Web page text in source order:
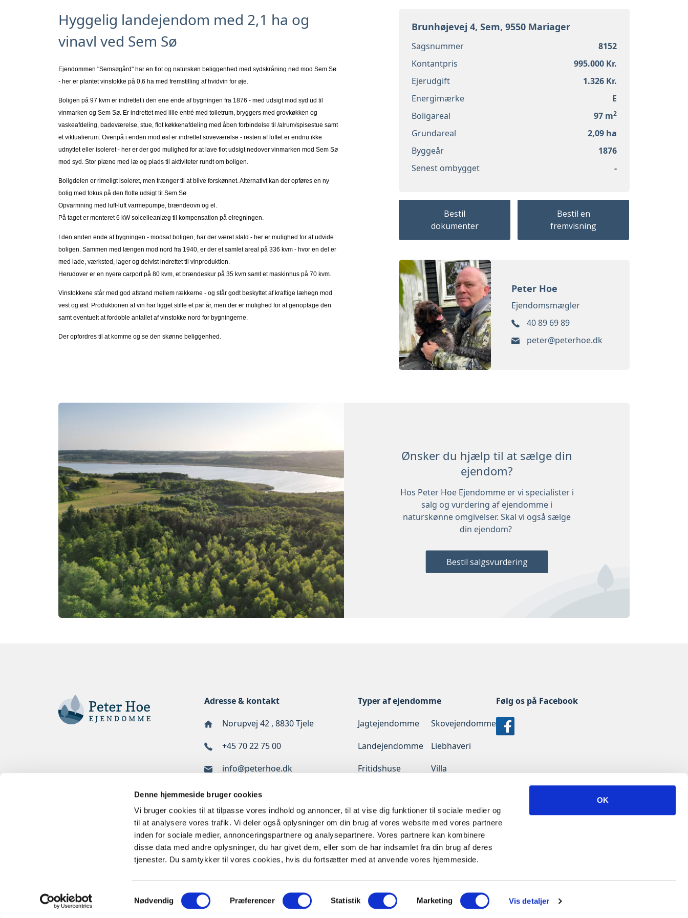
Denne hjemmeside bruger cookies
Vi bruger cookies til at tilpasse vores indhold og annoncer, til at vise dig funktioner til sociale medier og
til at analysere vores trafik. Vi deler også oplysninger om din brug af vores website med vores partnere
inden for sociale medier, annonceringspartnere og analysepartnere. Vores partnere kan kombinere
disse data med andre oplysninger, du har givet dem, eller som de har indsamlet fra din brug af deres
tjenester. Du samtykker til vores cookies, hvis du fortsætter med at anvende vores hjemmeside.
Samtykkevalg
Nødvendig Præferencer Statistik Marketing Vis detaljer
OK
Hyggelig landejendom med 2,1 ha og
vinavl ved Sem Sø
Ejendommen "Semsøgård" har en flot og naturskøn beliggenhed med sydskråning ned mod Sem Sø
- her er plantet vinstokke på 0,6 ha med fremstilling af hvidvin for øje.
Boligen på 97 kvm er indrettet i den ene ende af bygningen fra 1876 - med udsigt mod syd ud til
vinmarken og Sem Sø. Er indrettet med lille entré med toiletrum, bryggers med grovkøkken og
vaskeafdeling, badeværelse, stue, flot køkkenafdeling med åben forbindelse til /alrum/spisestue samt
et viktualierum. Ovenpå i enden mod øst er indrettet soveværelse - resten af loftet er endnu ikke
udnyttet eller isoleret - her er der god mulighed for at lave flot udsigt nedover vinmarken mod Sem Sø
mod syd. Stor plæne med læ og plads til aktiviteter rundt om boligen.
Boligdelen er rimeligt isoleret, men trænger til at blive forskønnet. Alternativt kan der opføres en ny
bolig med fokus på den flotte udsigt til Sem Sø.
Opvarmning med luft-luft varmepumpe, brændeovn og el.
På taget er monteret 6 kW solcelleanlæg til kompensation på elregningen.
I den anden ende af bygningen - modsat boligen, har der været stald - her er mulighed for at udvide
boligen. Sammen med længen mod nord fra 1940, er der et samlet areal på 336 kvm - hvor en del er
med lade, værksted, lager og delvist indrettet til vinproduktion.
Herudover er en nyere carport på 80 kvm, et brændeskur på 35 kvm samt et maskinhus på 70 kvm.
Vinstokkene står med god afstand mellem rækkerne - og står godt beskyttet af kraftige læhegn mod
vest og øst. Produktionen af vin har ligget stille et par år, men der er mulighed for at genoptage den
samt eventuelt at fordoble antallet af vinstokke nord for bygningerne.
Der opfordres til at komme og se den skønne beliggenhed.
Brunhøjevej 4, Sem, 9550 Mariager
Sagsnummer
8152
Kontantpris
995.000 Kr.
Ejerudgift
1.326 Kr.
Energimærke
E
Boligareal
97 m2
Grundareal
2,09 ha
Byggeår
1876
Senest ombygget
-
Bestil
dokumenter
Bestil en
fremvisning
Peter Hoe
Ejendomsmægler
40 89 69 89
peter@peterhoe.dk
Ønsker du hjælp til at sælge din
ejendom?
Hos Peter Hoe Ejendomme er vi specialister i
salg og vurdering af ejendomme i
naturskønne omgivelser. Skal vi også sælge
din ejendom?
Bestil salgsvurdering
Adresse & kontakt
Norupvej 42 , 8830 Tjele
+45 70 22 75 00
info@peterhoe.dk
Typer af ejendomme
Jagtejendomme
Skovejendomme
Landejendomme
Liebhaveri
Fritidshuse
Villa
Diskret
salg
Følg os på Facebook
Cookies og Privatlivspolitik © 2024 peterhoe.dk - All rights reserved